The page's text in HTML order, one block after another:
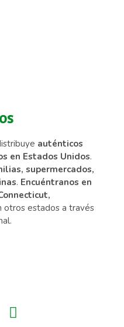
auténticos
en Estados Unidos.
supermercados,
. Encuéntranos en
otros estados a través